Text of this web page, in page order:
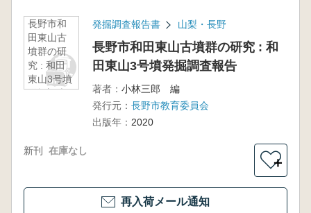
長野市和
田東山古
墳群の研
究 : 和田
東山3号墳
発掘調査
発掘調査報告書 山梨・長野
長野市和田東山古墳群の研究 : 和
田東山3号墳発掘調査報告
著者： 小林三郎 編
発行元： 長野市教育委員会
出版年： 2020
新刊 在庫なし
＋
再入荷メール通知